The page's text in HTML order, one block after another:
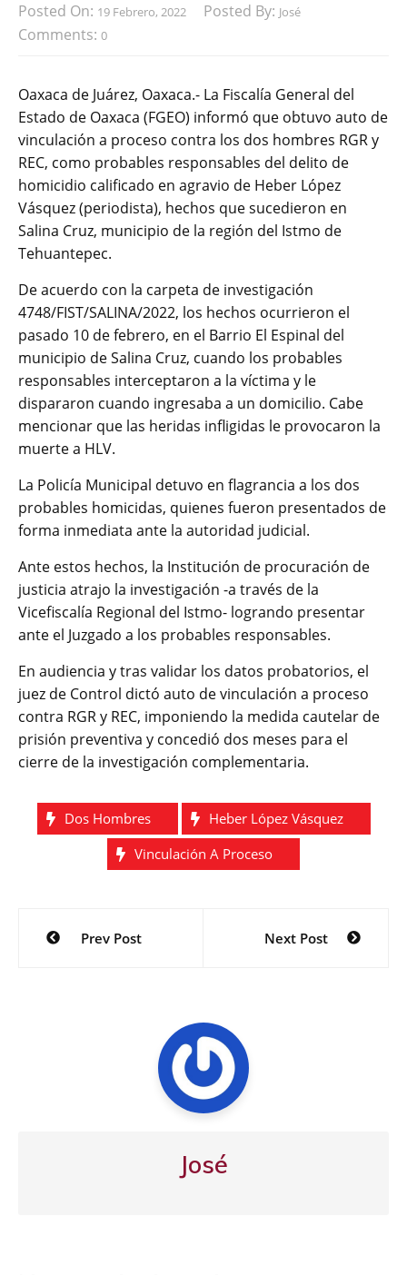
Posted On: 19 Febrero, 2022 Posted By: José
Comments: 0
Oaxaca de Juárez, Oaxaca.- La Fiscalía General del
Estado de Oaxaca (FGEO) informó que obtuvo auto de
vinculación a proceso contra los dos hombres RGR y
REC, como probables responsables del delito de
homicidio calificado en agravio de Heber López
Vásquez (periodista), hechos que sucedieron en
Salina Cruz, municipio de la región del Istmo de
Tehuantepec.
De acuerdo con la carpeta de investigación
4748/FIST/SALINA/2022, los hechos ocurrieron el
pasado 10 de febrero, en el Barrio El Espinal del
municipio de Salina Cruz, cuando los probables
responsables interceptaron a la víctima y le
dispararon cuando ingresaba a un domicilio. Cabe
mencionar que las heridas infligidas le provocaron la
muerte a HLV.
La Policía Municipal detuvo en flagrancia a los dos
probables homicidas, quienes fueron presentados de
forma inmediata ante la autoridad judicial.
Ante estos hechos, la Institución de procuración de
justicia atrajo la investigación -a través de la
Vicefiscalía Regional del Istmo- logrando presentar
ante el Juzgado a los probables responsables.
En audiencia y tras validar los datos probatorios, el
juez de Control dictó auto de vinculación a proceso
contra RGR y REC, imponiendo la medida cautelar de
prisión preventiva y concedió dos meses para el
cierre de la investigación complementaria.
Dos Hombres
Heber López Vásquez
Vinculación A Proceso
Navegación
Prev Post Next Post
José